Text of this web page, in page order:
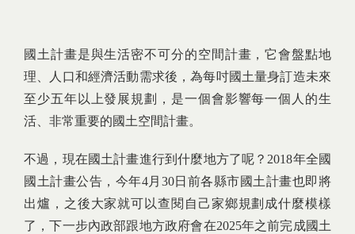
國土計畫是與生活密不可分的空間計畫，它會盤點地
理、人口和經濟活動需求後，為每吋國土量身訂造未來
至少五年以上發展規劃，是一個會影響每一個人的生
活、非常重要的國土空間計畫。
不過，現在國土計畫進行到什麼地方了呢？2018年全國
國土計畫公告，今年4月30日前各縣市國土計畫也即將
出爐，之後大家就可以查閱自己家鄉規劃成什麼模樣
了，下一步內政部跟地方政府會在2025年之前完成國土